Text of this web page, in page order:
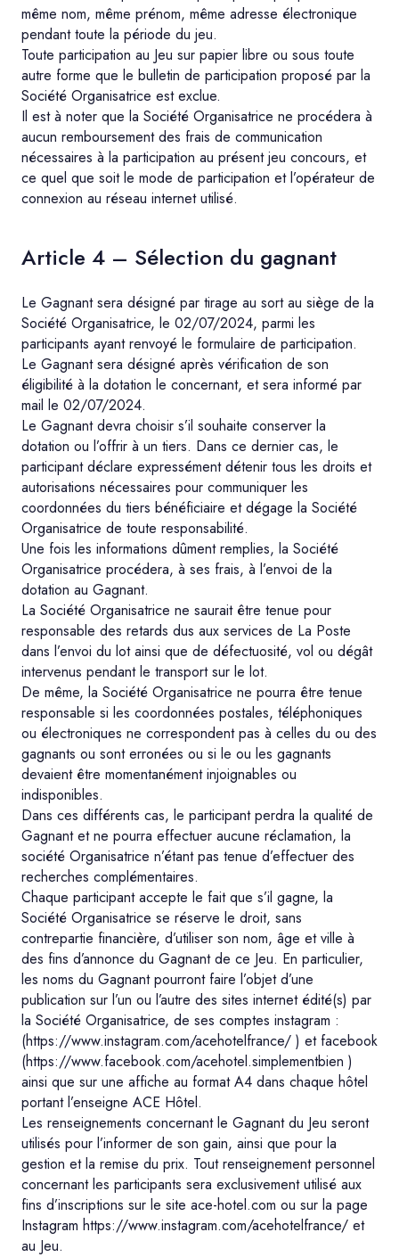
même nom, même prénom, même adresse électronique
pendant toute la période du jeu.
Toute participation au Jeu sur papier libre ou sous toute
autre forme que le bulletin de participation proposé par la
Société Organisatrice est exclue.
Il est à noter que la Société Organisatrice ne procédera à
aucun remboursement des frais de communication
nécessaires à la participation au présent jeu concours, et
ce quel que soit le mode de participation et l’opérateur de
connexion au réseau internet utilisé.
Article 4 – Sélection du gagnant
Le Gagnant sera désigné par tirage au sort au siège de la
Société Organisatrice, le 02/07/2024, parmi les
participants ayant renvoyé le formulaire de participation.
Le Gagnant sera désigné après vérification de son
éligibilité à la dotation le concernant, et sera informé par
mail le 02/07/2024.
Le Gagnant devra choisir s’il souhaite conserver la
dotation ou l’offrir à un tiers. Dans ce dernier cas, le
participant déclare expressément détenir tous les droits et
autorisations nécessaires pour communiquer les
coordonnées du tiers bénéficiaire et dégage la Société
Organisatrice de toute responsabilité.
Une fois les informations dûment remplies, la Société
Organisatrice procédera, à ses frais, à l’envoi de la
dotation au Gagnant.
La Société Organisatrice ne saurait être tenue pour
responsable des retards dus aux services de La Poste
dans l’envoi du lot ainsi que de défectuosité, vol ou dégât
intervenus pendant le transport sur le lot.
De même, la Société Organisatrice ne pourra être tenue
responsable si les coordonnées postales, téléphoniques
ou électroniques ne correspondent pas à celles du ou des
gagnants ou sont erronées ou si le ou les gagnants
devaient être momentanément injoignables ou
indisponibles.
Dans ces différents cas, le participant perdra la qualité de
Gagnant et ne pourra effectuer aucune réclamation, la
société Organisatrice n’étant pas tenue d’effectuer des
recherches complémentaires.
Chaque participant accepte le fait que s’il gagne, la
Société Organisatrice se réserve le droit, sans
contrepartie financière, d’utiliser son nom, âge et ville à
des fins d’annonce du Gagnant de ce Jeu. En particulier,
les noms du Gagnant pourront faire l’objet d’une
publication sur l’un ou l’autre des sites internet édité(s) par
la Société Organisatrice, de ses comptes instagram :
(https://www.instagram.com/acehotelfrance/ ) et facebook
(https://www.facebook.com/acehotel.simplementbien )
ainsi que sur une affiche au format A4 dans chaque hôtel
portant l’enseigne ACE Hôtel.
Les renseignements concernant le Gagnant du Jeu seront
utilisés pour l’informer de son gain, ainsi que pour la
gestion et la remise du prix. Tout renseignement personnel
concernant les participants sera exclusivement utilisé aux
fins d’inscriptions sur le site ace-hotel.com ou sur la page
Instagram https://www.instagram.com/acehotelfrance/ et
au Jeu.